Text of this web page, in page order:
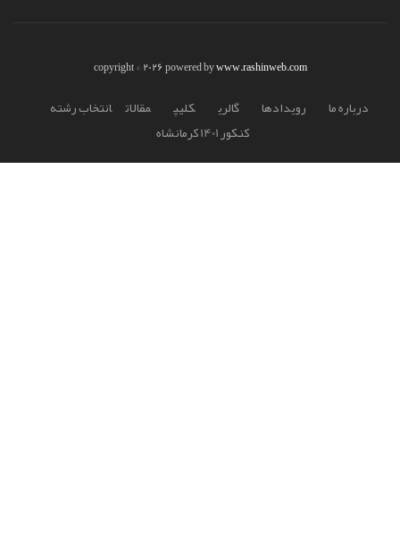
copyright © 2026 powered bywww.rashinweb.com
درباره ما رويدادها گالري کليپ مقالات انتخاب رشته
کنکور 1401 کرمانشاه